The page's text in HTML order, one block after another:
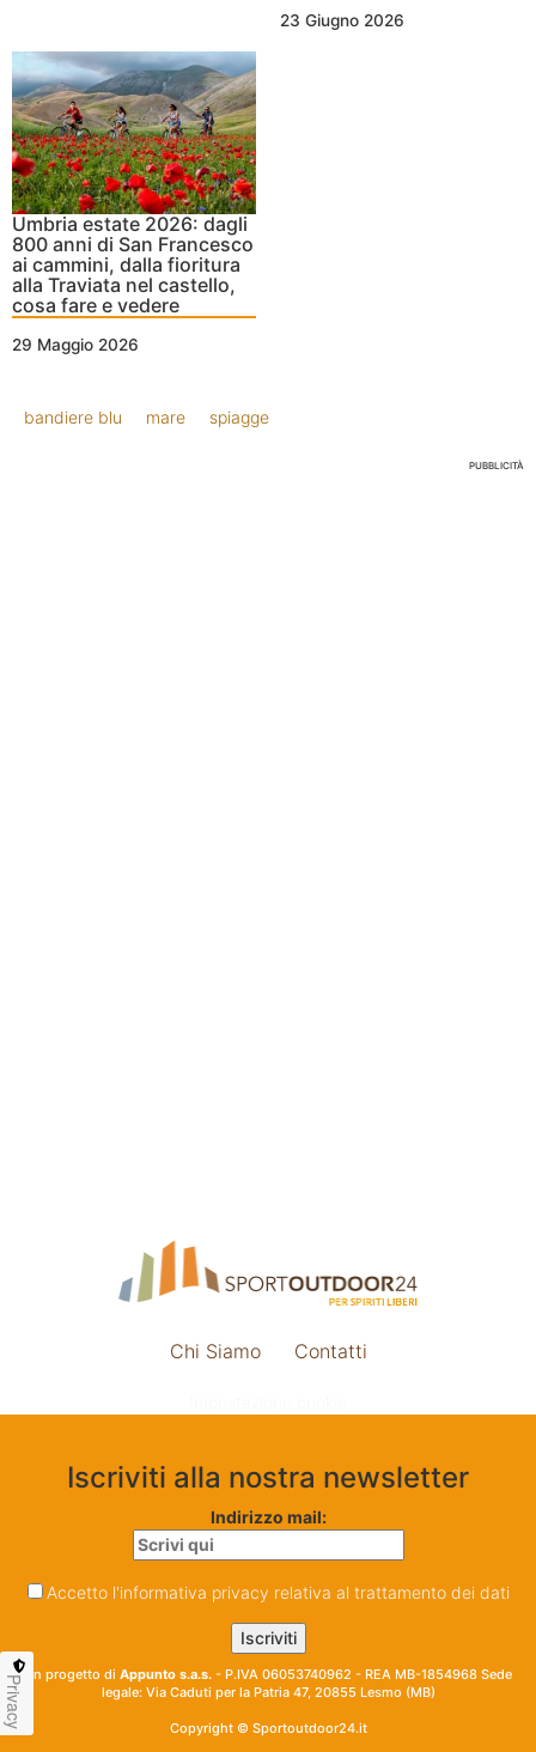
23 Giugno 2026
Umbria estate 2026: dagli
800 anni di San Francesco
ai cammini, dalla fioritura
alla Traviata nel castello,
cosa fare e vedere
29 Maggio 2026
bandiere blu mare spiagge
PUBBLICITÀ
Chi Siamo Contatti
Iscriviti alla nostra newsletter
Indirizzo mail:
Accetto l'informativa privacy relativa al trattamento dei dati
Un progetto di Appunto s.a.s. - P.IVA 06053740962 - REA MB-1854968 Sede
legale: Via Caduti per la Patria 47, 20855 Lesmo (MB)
Copyright © Sportoutdoor24.it
Privacy